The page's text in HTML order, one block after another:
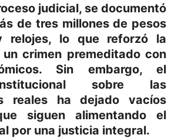
judicial, se documentó
de tres millones de pesos
relojes, lo que reforzó la
crimen premeditado con
Sin embargo, el
sobre las
reales ha dejado vacíos
siguen alimentando el
por una justicia integral.